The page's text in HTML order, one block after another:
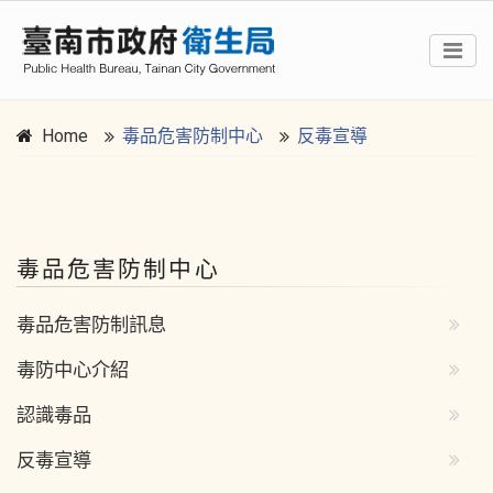
Home 毒品危害防制中心 反毒宣導
毒品危害防制中心
毒品危害防制訊息
毒防中心介紹
認識毒品
反毒宣導